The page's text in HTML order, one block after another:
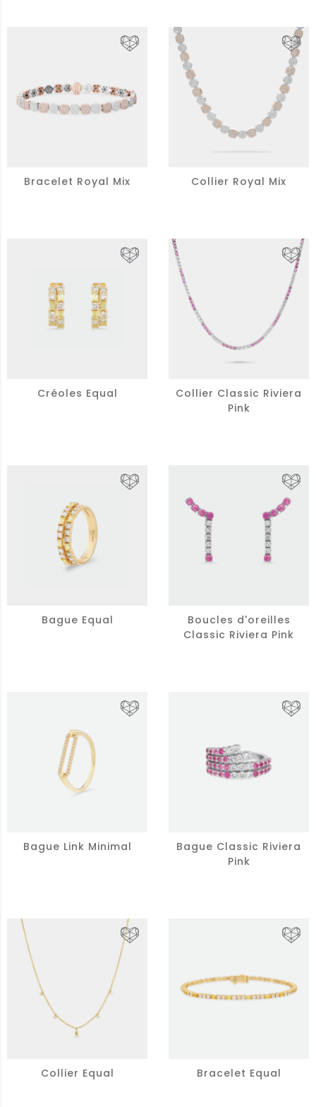
Bracelet Royal Mix Collier Royal Mix
Créoles Equal
Collier Classic Riviera
Pink
Bague Equal
Boucles d'oreilles
Classic Riviera Pink
Bague Link Minimal
Bague Classic Riviera
Pink
Collier Equal Bracelet Equal